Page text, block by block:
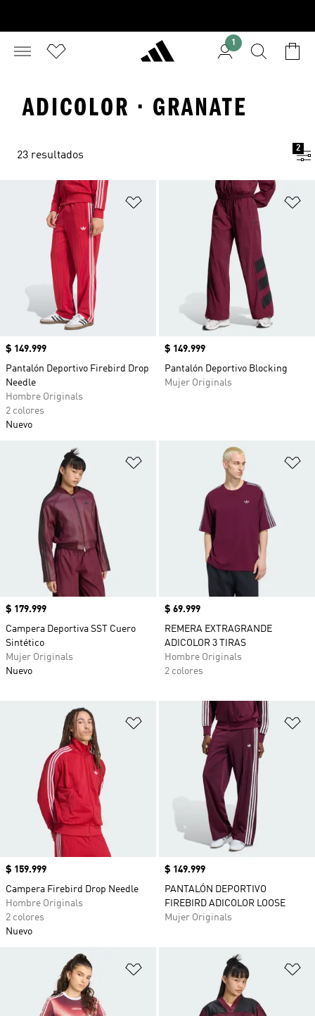
1
ADICOLOR · GRANATE
23 resultados
2
Añadir a la lista de deseos
Precio
$ 149.999
Pantalón Deportivo Firebird Drop
Needle
Hombre Originals
2 colores
Nuevo
Precio
$ 149.999
Pantalón Deportivo Blocking
Mujer Originals
Añadir a la lista de deseos
Precio
$ 179.999
Campera Deportiva SST Cuero
Sintético
Mujer Originals
Nuevo
Precio
$ 69.999
REMERA EXTRAGRANDE
ADICOLOR 3 TIRAS
Hombre Originals
2 colores
Añadir a la lista de deseos
Precio
$ 159.999
Campera Firebird Drop Needle
Hombre Originals
2 colores
Nuevo
Precio
$ 149.999
PANTALÓN DEPORTIVO
FIREBIRD ADICOLOR LOOSE
Mujer Originals
Añadir a la lista de deseos